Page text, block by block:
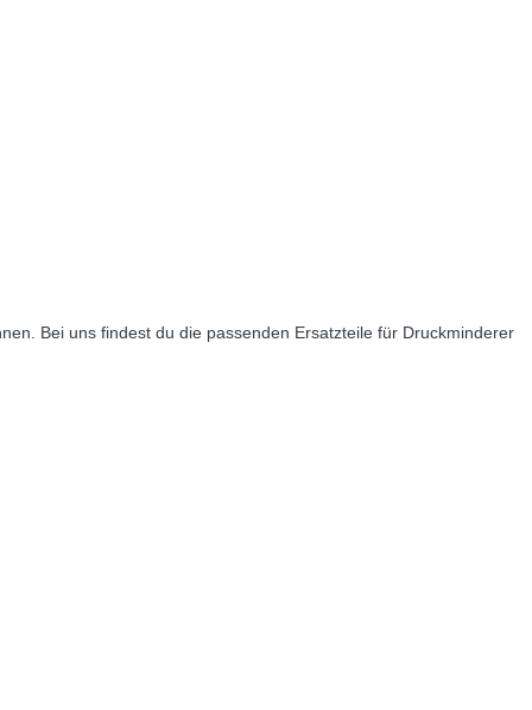
Bei uns findest du die passenden Ersatzteile für Druckminderer